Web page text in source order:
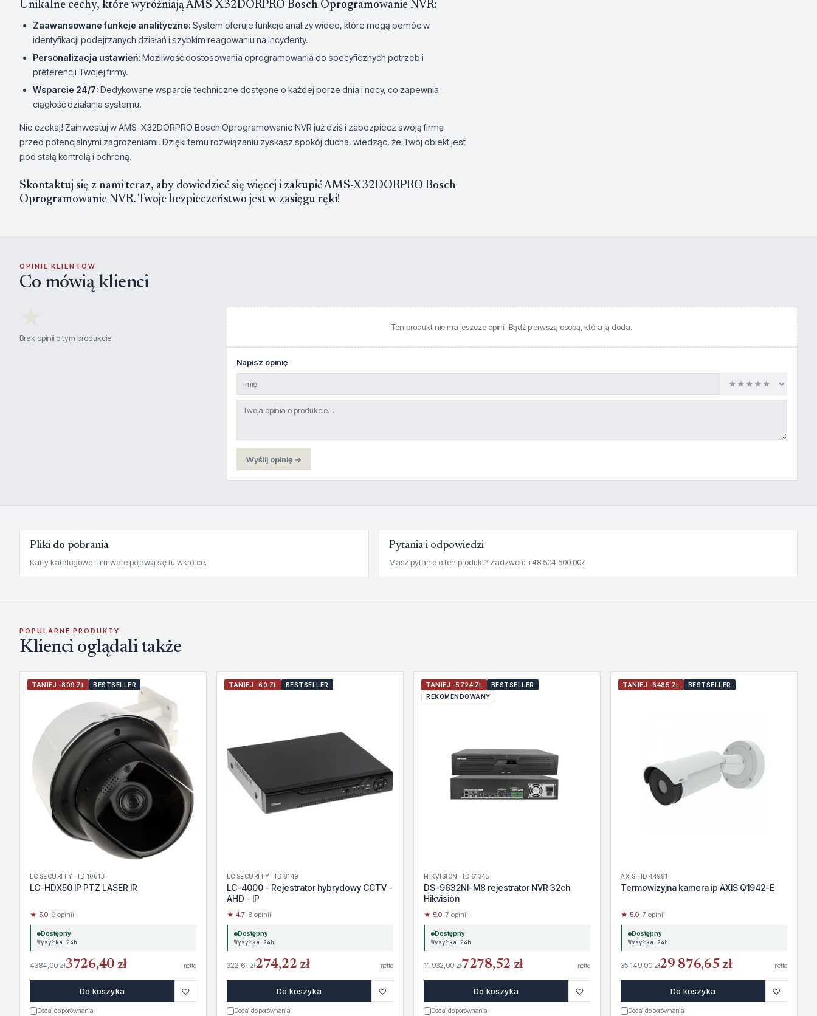
Unikalne cechy, które wyróżniają AMS-X32DORPRO Bosch Oprogramowanie NVR:
Zaawansowane funkcje analityczne: System oferuje funkcje analizy wideo, które mogą pomóc w
identyfikacji podejrzanych działań i szybkim reagowaniu na incydenty.
Personalizacja ustawień: Możliwość dostosowania oprogramowania do specyficznych potrzeb i
preferencji Twojej firmy.
Wsparcie 24/7: Dedykowane wsparcie techniczne dostępne o każdej porze dnia i nocy, co zapewnia
ciągłość działania systemu.
Nie czekaj! Zainwestuj w AMS-X32DORPRO Bosch Oprogramowanie NVR już dziś i zabezpiecz swoją firmę
przed potencjalnymi zagrożeniami. Dzięki temu rozwiązaniu zyskasz spokój ducha, wiedząc, że Twój obiekt jest
pod stałą kontrolą i ochroną.
Skontaktuj się z nami teraz, aby dowiedzieć się więcej i zakupić AMS-X32DORPRO Bosch
Oprogramowanie NVR. Twoje bezpieczeństwo jest w zasięgu ręki!
OPINIE KLIENTÓW
Co mówią klienci
Brak opinii o tym produkcie.
Ten produkt nie ma jeszcze opinii. Bądź pierwszą osobą, która ją doda.
Napisz opinię
Wyślij opinię →
Pliki do pobrania
Karty katalogowe i firmware pojawią się tu wkrótce.
Pytania i odpowiedzi
Masz pytanie o ten produkt? Zadzwoń: +48 504 500 007.
POPULARNE PRODUKTY
Klienci oglądali także
TANIEJ -809 ZŁ BESTSELLER
LC SECURITY · ID 10613
LC-HDX50 IP PTZ LASER IR
★ 5.0· 9 opinii
Dostępny
Wysyłka 24h
4384,00 zł3726,40 zł netto
Do koszyka ♡
Dodaj do porównania
TANIEJ -60 ZŁ BESTSELLER
LC SECURITY · ID 8149
LC-4000 - Rejestrator hybrydowy CCTV -
AHD - IP
★ 4.7· 8 opinii
Dostępny
Wysyłka 24h
322,61 zł274,22 zł netto
Do koszyka ♡
Dodaj do porównania
TANIEJ -5724 ZŁ
BESTSELLER
REKOMENDOWANY
HIKVISION · ID 61345
DS-9632NI-M8 rejestrator NVR 32ch
Hikvision
★ 5.0· 7 opinii
Dostępny
Wysyłka 24h
11 932,00 zł7278,52 zł netto
Do koszyka ♡
Dodaj do porównania
TANIEJ -6485 ZŁ BESTSELLER
AXIS · ID 44991
Termowizyjna kamera ip AXIS Q1942-E
★ 5.0· 7 opinii
Dostępny
Wysyłka 24h
35 149,00 zł29 876,65 zł netto
Do koszyka ♡
Dodaj do porównania